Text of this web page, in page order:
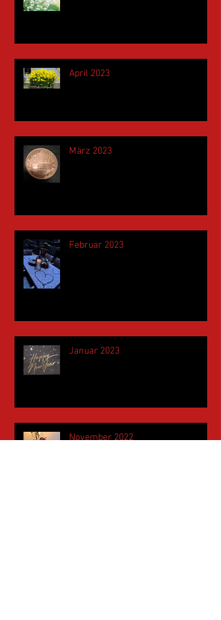
April 2023
März 2023
Februar 2023
Januar 2023
November 2022